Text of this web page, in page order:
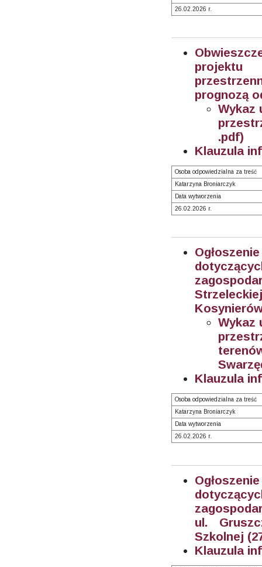
26.02.2026 r.
projektu
prognozą
Wykaz
.pdf)
Klauzula
Osoba odpowiedzialna za treść
Katarzyna Broniarczyk
Data wytworzenia
26.02.2026 r.
Wykaz
Klauzula
Osoba odpowiedzialna za treść
Katarzyna Broniarczyk
Data wytworzenia
26.02.2026 r.
ul.
Szkolnej
Klauzula